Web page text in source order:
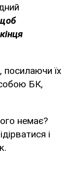
їх
БК,
немає?
і